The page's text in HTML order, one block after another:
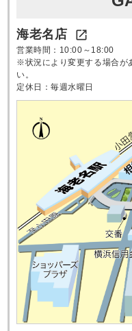
海老名店 
営業時間：10:00～18:00
※状況により変更する場合が
い。
定休日：毎週水曜日